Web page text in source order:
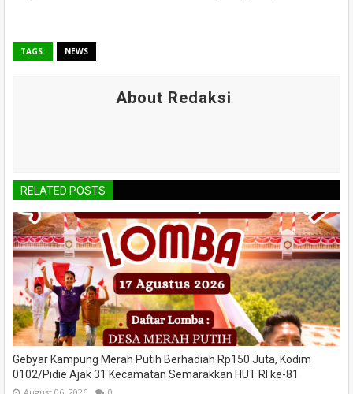
TAGS: NEWS
About Redaksi
RELATED POSTS
Gebyar Kampung Merah Putih Berhadiah Rp150 Juta, Kodim
0102/Pidie Ajak 31 Kecamatan Semarakkan HUT RI ke-81